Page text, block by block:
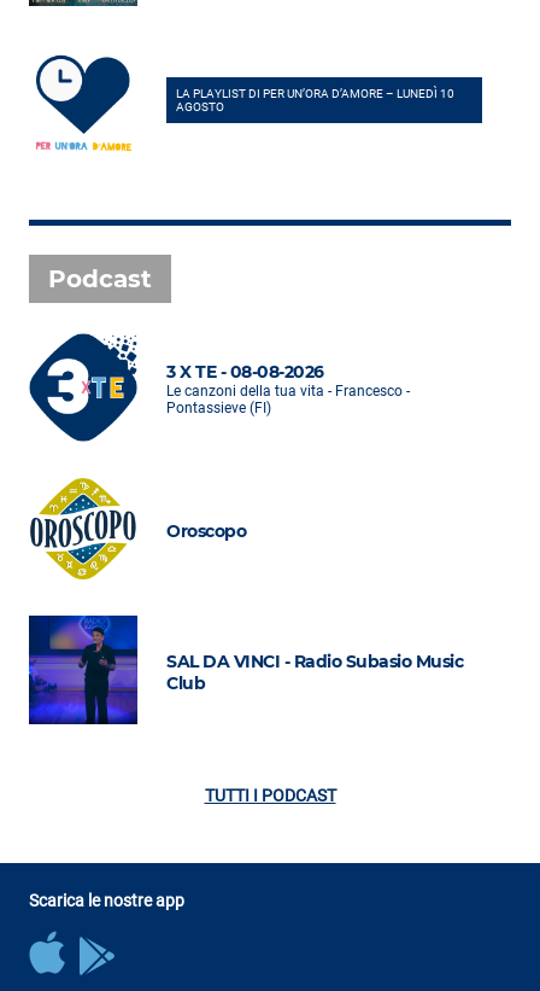
LA PLAYLIST DI PER UN’ORA D’AMORE – LUNEDÌ 10
AGOSTO
Podcast
3 X TE - 08-08-2026
Le canzoni della tua vita - Francesco -
Pontassieve (FI)
Oroscopo
SAL DA VINCI - Radio Subasio Music
Club
TUTTI I PODCAST
Scarica le nostre app